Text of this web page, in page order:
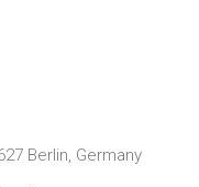
Berlin, Germany